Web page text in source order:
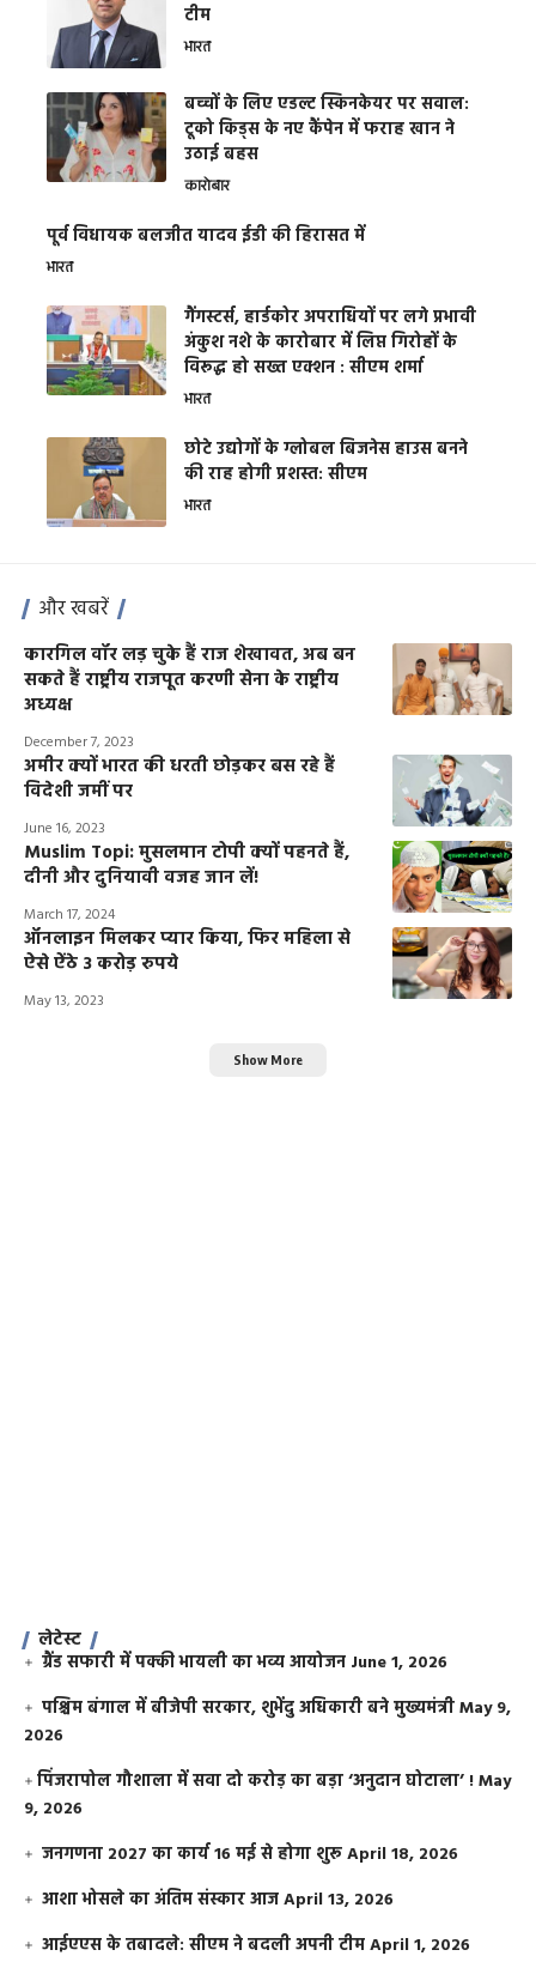
टीम
भारत
बच्चों के लिए एडल्ट स्किनकेयर पर सवाल:
टूको किड्स के नए कैंपेन में फराह खान ने
उठाई बहस
कारोबार
पूर्व विधायक बलजीत यादव ईडी की हिरासत में
भारत
गैंगस्टर्स, हार्डकोर अपराधियों पर लगे प्रभावी
अंकुश नशे के कारोबार में लिप्त गिरोहों के
विरूद्ध हो सख्त एक्शन : सीएम शर्मा
भारत
छोटे उद्योगों के ग्लोबल बिजनेस हाउस बनने
की राह होगी प्रशस्त: सीएम
भारत
और खबरें
कारगिल वॉर लड़ चुके हैं राज शेखावत, अब बन
सकते हैं राष्ट्रीय राजपूत करणी सेना के राष्ट्रीय
अध्यक्ष
December 7, 2023
अमीर क्यों भारत की धरती छोड़कर बस रहे हैं
विदेशी जमीं पर
June 16, 2023
Muslim Topi: मुसलमान टोपी क्यों पहनते हैं,
दीनी और दुनियावी वजह जान लें!
March 17, 2024
ऑनलाइन मिलकर प्यार किया, फिर महिला से
ऐसे ऐंठे 3 करोड़ रुपये
May 13, 2023
Show More
लेटेस्ट
ग्रैंड सफारी में पक्की भायली का भव्य आयोजन June 1, 2026
पश्चिम बंगाल में बीजेपी सरकार, शुभेंदु अधिकारी बने मुख्यमंत्रीMay 9,
2026
​पिंजरापोल गौशाला में सवा दो करोड़ का बड़ा ‘अनुदान घोटाला’ !May
9, 2026
जनगणना 2027 का कार्य 16 मई से होगा शुरूApril 18, 2026
आशा भोसले का अंतिम संस्कार आजApril 13, 2026
आईएएस के तबादले: सीएम ने बदली अपनी टीमApril 1, 2026